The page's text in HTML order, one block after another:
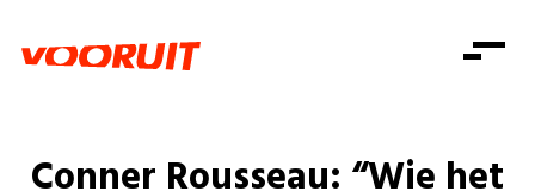
Doe mee